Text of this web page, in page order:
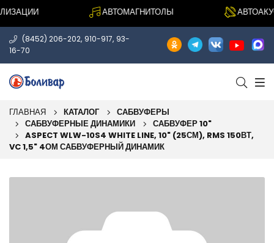
АВТОМАГНИТОЛЫ
(8452) 206-202, 910-917, 93-
16-70
ГЛАВНАЯ КАТАЛОГ
САБВУФЕРЫ
САБВУФЕРНЫЕ ДИНАМИКИ
САБВУФЕР 10"
ASPECT WLW-10S4 WHITE LINE, 10" (25СМ), RMS 150ВТ,
VC 1,5" 4ОМ САБВУФЕРНЫЙ ДИНАМИК